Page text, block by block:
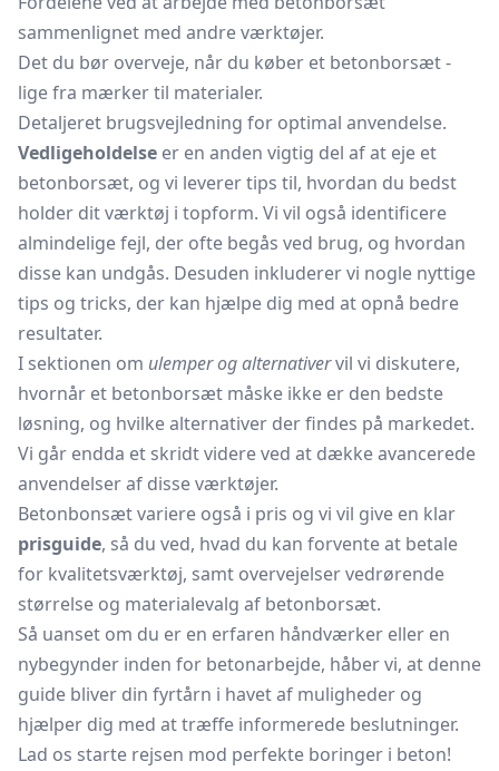
sammenlignet med andre værktøjer.
Det du bør overveje, når du køber et betonborsæt -
lige fra mærker til materialer.
Detaljeret brugsvejledning for optimal anvendelse.
Vedligeholdelse er en anden vigtig del af at eje et
betonborsæt, og vi leverer tips til, hvordan du bedst
holder dit værktøj i topform. Vi vil også identificere
almindelige fejl, der ofte begås ved brug, og hvordan
disse kan undgås. Desuden inkluderer vi nogle nyttige
tips og tricks, der kan hjælpe dig med at opnå bedre
resultater.
I sektionen om ulemper og alternativervil vi diskutere,
hvornår et betonborsæt måske ikke er den bedste
løsning, og hvilke alternativer der findes på markedet.
Vi går endda et skridt videre ved at dække avancerede
anvendelser af disse værktøjer.
Betonbonsæt variere også i pris og vi vil give en klar
prisguide, så du ved, hvad du kan forvente at betale
for kvalitetsværktøj, samt overvejelser vedrørende
størrelse og materialevalg af betonborsæt.
Så uanset om du er en erfaren håndværker eller en
nybegynder inden for betonarbejde, håber vi, at denne
guide bliver din fyrtårn i havet af muligheder og
hjælper dig med at træffe informerede beslutninger.
Lad os starte rejsen mod perfekte boringer i beton!